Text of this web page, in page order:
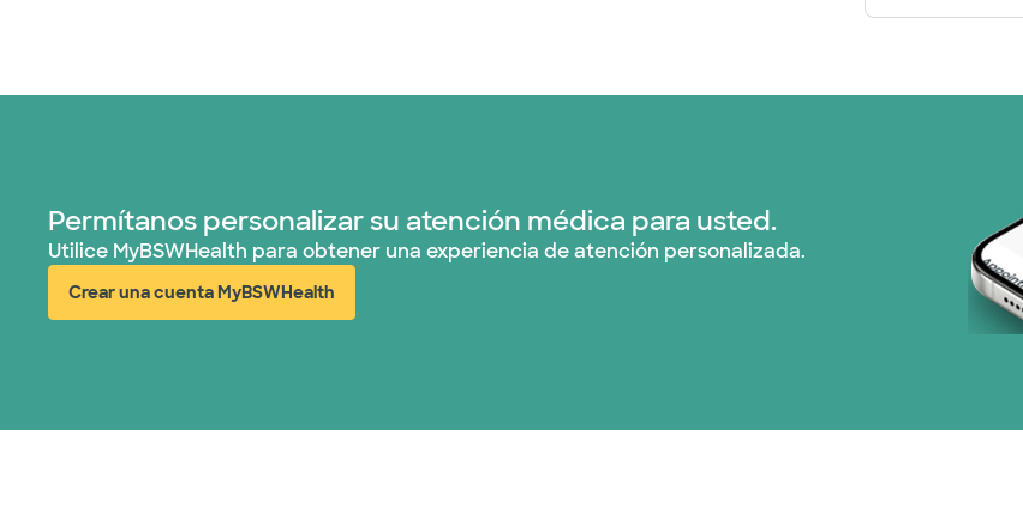
Permítanos personalizar su atención médica para usted.
Utilice MyBSWHealth para obtener una experiencia de atención personalizada.
Crear una cuenta MyBSWHealth
(abre en ventana nueva)